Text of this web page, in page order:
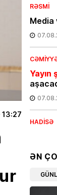
13:27
RƏSMI
Media
Yayın
HADISƏ
ƏN